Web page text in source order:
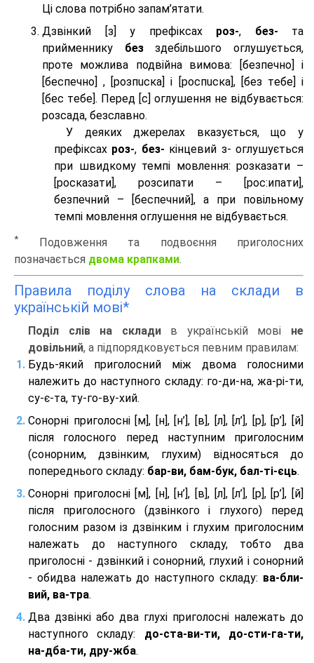
Ці слова потрібно запам’ятати.
Дзвінкий [з] у префіксах роз-, без- та
прийменнику безздебільшого оглушується,
проте можлива подвійна вимова: [безпeчно] і
[беспeчно] , [розпuска] і [роспuска], [без тeбе] і
[бес тeбе]. Перед [с] оглушення не відбувається:
розсада, безславно.
У деяких джерелах вказується, що у
префіксах роз-, без- кінцевий з- оглушується
при швидкому темпі мовлення: розказати –
[росказати], розсипати – [роc:ипати],
безпечний – [беспечний], а при повільному
темпі мовлення оглушення не відбувається.
*
Подовження та подвоєння приголосних
позначається двома крапками.
Правила поділу слова на склади в
українській мові*
Поділ слів на складив українській мові не
довільний, а підпорядковується певним правилам:
Будь-який приголосний між двома голосними
належить до наступного складу: го-ди-на, жа-рі-ти,
су-є-та, ту-го-ву-хий.
Сонорні приголосні [м], [н], [н’], [в], [л], [л’], [р], [р’], [й]
після голосного перед наступним приголосним
(сонорним, дзвінким, глухим) відносяться до
попереднього складу: бар-ви, бам-бук, бал-ті-єць.
Сонорні приголосні [м], [н], [н’], [в], [л], [л’], [р], [р’], [й]
після приголосного (дзвінкого і глухого) перед
голосним разом із дзвінким і глухим приголосним
належать до наступного складу, тобто два
приголосні - дзвінкий і сонорний, глухий і сонорний
- обидва належать до наступного складу: ва-бли-
вий, ва-тра.
Два дзвінкі або два глухі приголосні належать до
наступного складу: до-ста-ви-ти, до-сти-га-ти,
на-дба-ти, дру-жба.